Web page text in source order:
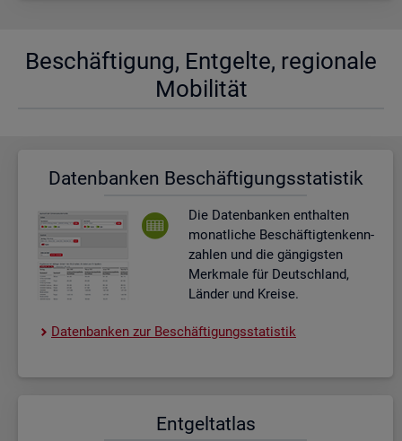
Be­schäf­ti­gung, Ent­gel­te, re­gio­na­le
Mo­bi­li­tät
Da­ten­ban­ken Be­schäf­ti­gungs­sta­tis­tik
Die Da­ten­ban­ken ent­hal­ten
mo­nat­li­che Be­schäf­tig­ten­kenn­
zah­len und die gän­gigs­ten
Merk­ma­le für Deutsch­land,
Län­der und Krei­se.
Da­ten­ban­ken zur Be­schäf­ti­gungs­sta­tis­tik
Ent­gel­t­at­las